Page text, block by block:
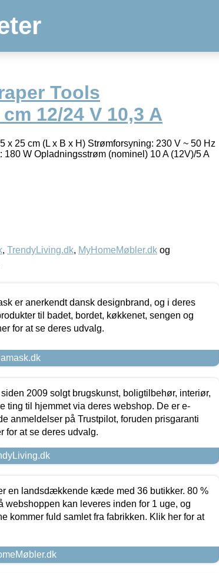
Tools
12/24 V 10,3 A
x 25 cm (L x B x H) Strømforsyning: 230 V ~ 50 Hz
W Opladningsstrøm (nominel) 10 A (12V)/5 A
, TrendyLiving.dk, MyHomeMøbler.dk og
er anerkendt dansk designbrand, og i deres
til badet, bordet, køkkenet, sengen og
for at se deres udvalg.
2009 solgt brugskunst, boligtilbehør, interiør,
ting til hjemmet via deres webshop. De er e-
anmeldelser på Trustpilot, foruden prisgaranti
for at se deres udvalg.
en landsdækkende kæde med 36 butikker. 80 %
webshoppen kan leveres inden for 1 uge, og
kommer fuld samlet fra fabrikken. Klik her for at